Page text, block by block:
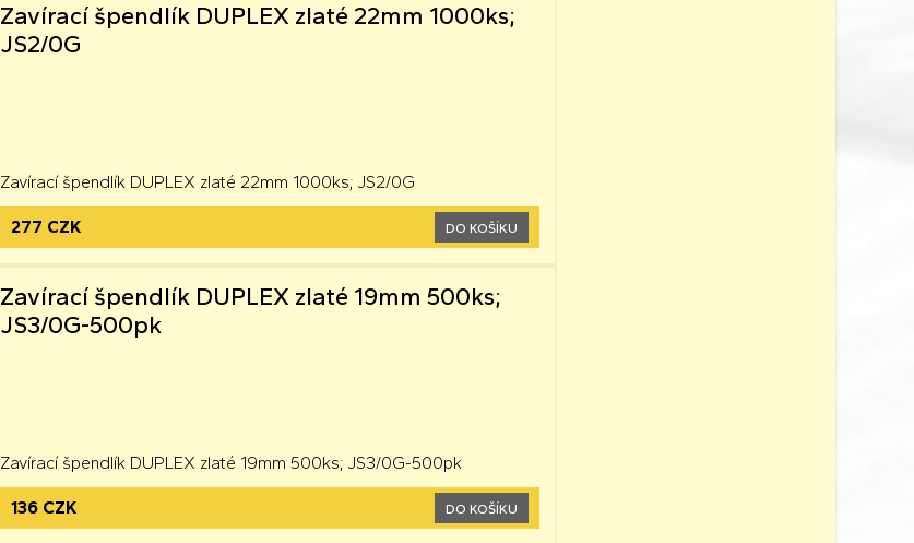
Zavírací špendlík DUPLEX zlaté 22mm 1000ks;
JS2/0G
Zavírací špendlík DUPLEX zlaté 22mm 1000ks; JS2/0G
277 CZK DO KOŠÍKU
Zavírací špendlík DUPLEX zlaté 19mm 500ks;
JS3/0G-500pk
Zavírací špendlík DUPLEX zlaté 19mm 500ks; JS3/0G-500pk
136 CZK DO KOŠÍKU